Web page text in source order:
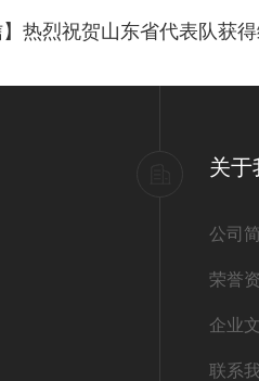
】热烈祝贺山东省代表队获
关于
公司
荣誉
企业
联系